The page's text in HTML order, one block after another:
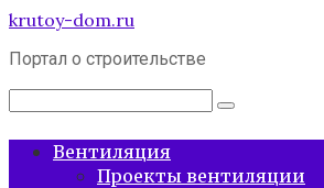
Перейти
контенту
krutoy-dom.ru
Портал о строительстве
Поиск:
Вентиляция
Проекты вентиляции